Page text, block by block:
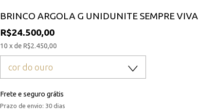
BRINCO ARGOLA G UNIDUNITE SEMPRE VIVA
R$24.500,00
10 x de R$2.450,00
cor do ouro
Frete e seguro grátis
Prazo de envio: 30 dias